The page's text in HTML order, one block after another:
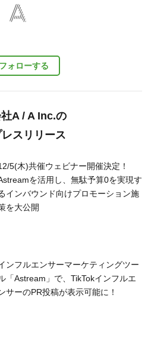
フォローする
A / A Inc.の
スリリース
5(木)共催ウェビナー開催決定！
を活用し、無駄予算0を実現す
インバウンド向けプロモーション施
を大公開
ンフルエンサーマーケティングツー
「Astream」で、TikTokインフルエ
サーのPR投稿が表示可能に！